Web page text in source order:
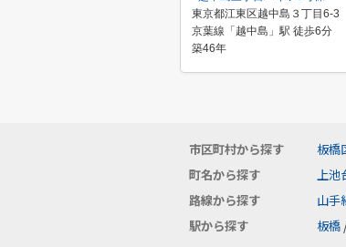
東京都江東区越中島３丁目6-3
京葉線「越中島」駅 徒歩6分
築46年
市区町村から探す 板橋
町名から探す
上池
路線から探す
山手
駅から探す
板橋